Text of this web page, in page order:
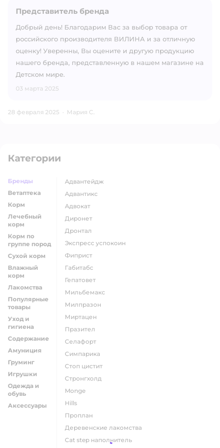
Представитель бренда
Добрый день! Благодарим Вас за выбор товара от
российского производителя ВИЛИНА и за отличную
оценку! Уверенны, Вы оцените и другую продукцию
нашего бренда, представленную в нашем магазине на
Детском мире.
03 марта 2025
28 февраля 2025 · Мария С.
Категории
Бренды
Ветаптека
Корм
Лечебный
корм
Корм по
группе пород
Сухой корм
Влажный
корм
Лакомства
Популярные
товары
Уход и
гигиена
Содержание
Амуниция
Груминг
Игрушки
Одежда и
обувь
Аксессуары
адвантейдж
адвантикс
адвокат
диронет
дронтал
экспресс успокоин
фиприст
габитабс
гепатовет
мильбемакс
милпразон
миртацен
празител
селафорт
симпарика
стоп цистит
стронгхолд
monge
hills
проплан
деревенские лакомства
cat step наполнитель